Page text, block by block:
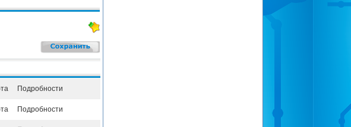
Подробности
Подробности